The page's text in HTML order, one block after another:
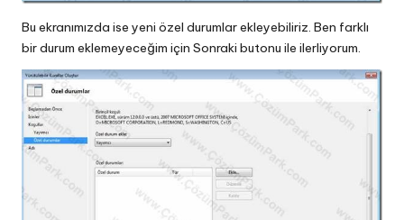
Bu ekranımızda ise yeni özel durumlar ekleyebiliriz. Ben farklı
bir durum eklemeyeceğim için Sonraki butonu ile ilerliyorum.